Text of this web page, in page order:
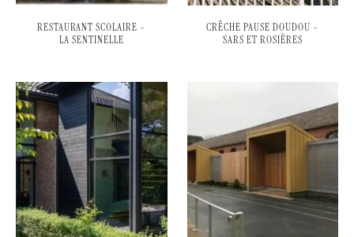
RESTAURANT SCOLAIRE –
LA SENTINELLE
CRÊCHE PAUSE DOUDOU –
SARS ET ROSIÈRES